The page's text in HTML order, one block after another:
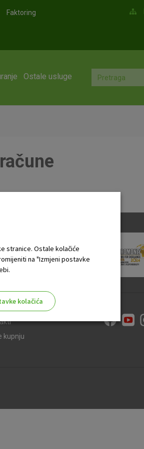
Faktoring
Ostale usluge
kupnju
stranice. Ostale kolačiće
na "Izmjeni postavke
kolačića